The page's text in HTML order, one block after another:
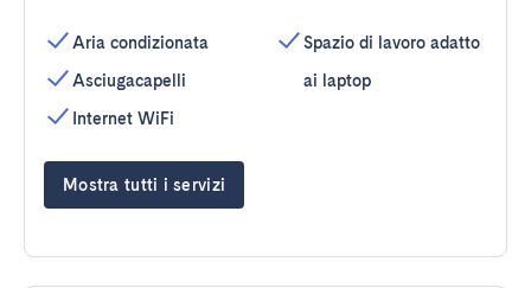
Aria condizionata
Asciugacapelli
Internet WiFi
Spazio di lavoro adatto
ai laptop
Mostra tutti i servizi